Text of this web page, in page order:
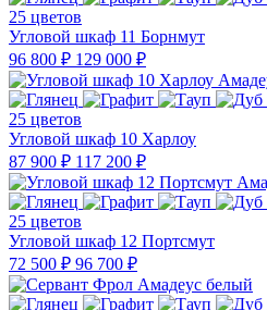
25 цветов
Угловой шкаф 11 Борнмут
96 800 ₽ 129 000 ₽
25 цветов
Угловой шкаф 10 Харлоу
87 900 ₽ 117 200 ₽
25 цветов
Угловой шкаф 12 Портсмут
72 500 ₽ 96 700 ₽